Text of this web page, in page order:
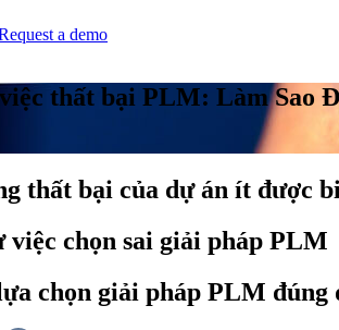
a demo
thất bại PLM: Làm Sao
thất bại của dự án ít được
việc chọn sai giải pháp PLM
chọn giải pháp PLM đúng